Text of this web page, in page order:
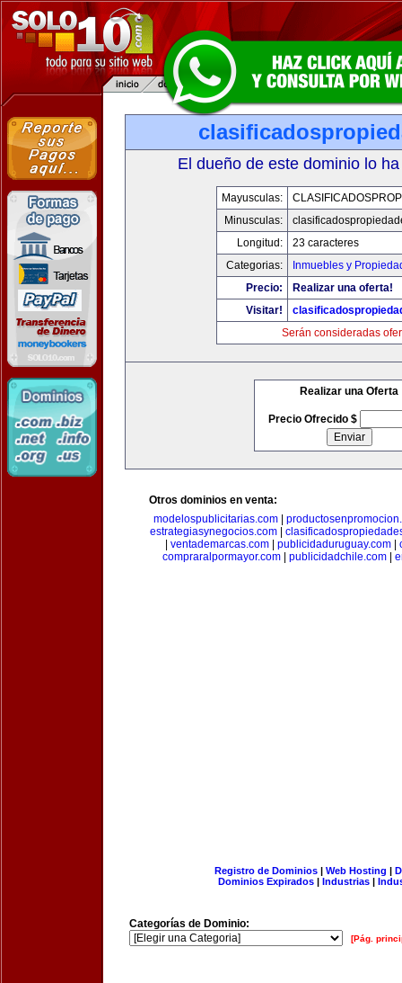
El dueño de este dominio lo
Mayusculas:
Minusculas:
Longitud:
23 caracteres
Categorias:
Inmuebles y
Precio:
Realizar una oferta!
Visitar!
Serán consideradas
Realizar una Oferta
Precio Ofrecido $
Otros dominios en venta:
modelospublicitarias.com
estrategiasynegocios.com|
ventademarcas.com publicidaduruguay.com
compraralpormayor.com| publicidadchile.com|
Registro de Dominios| Web Hosting |
Dominios Expirados | Industrias |
Categorías de Dominio:
[Pág.